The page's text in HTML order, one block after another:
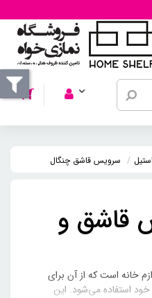
سرویس قاشق چنگال
قاشق و
خانه است که از آن برای
استفاده می‌شود. این